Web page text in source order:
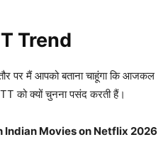
Trend
मैं आपको बताना चाहूंगा कि आजकल
को क्यों चुनना पसंद करती हैं।
Indian Movies on Netflix 2026